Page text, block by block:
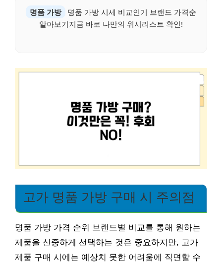
명품 가방
명품 가방 시세 비교인기 브랜드 가격순
알아보기지금 바로 나만의 위시리스트 확인!
고가 명품 가방 구매 시 주의점
명품 가방 가격 순위 브랜드별 비교를 통해 원하는
제품을 신중하게 선택하는 것은 중요하지만, 고가
제품 구매 시에는 예상치 못한 어려움에 직면할 수